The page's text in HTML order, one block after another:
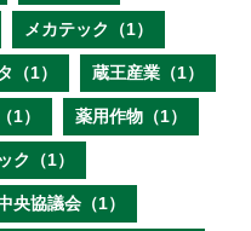
メカテック（1）
（1） 蔵王産業（1）
1） 薬用作物（1）
ク（1）
央協議会（1）